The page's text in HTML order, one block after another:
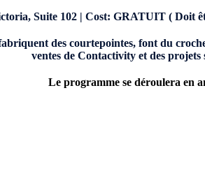
Suite 102 | Cost: GRATUIT ( Doit
des courtepointes, font du
ventes de Contactivity et des projets
Le programme se déroulera en